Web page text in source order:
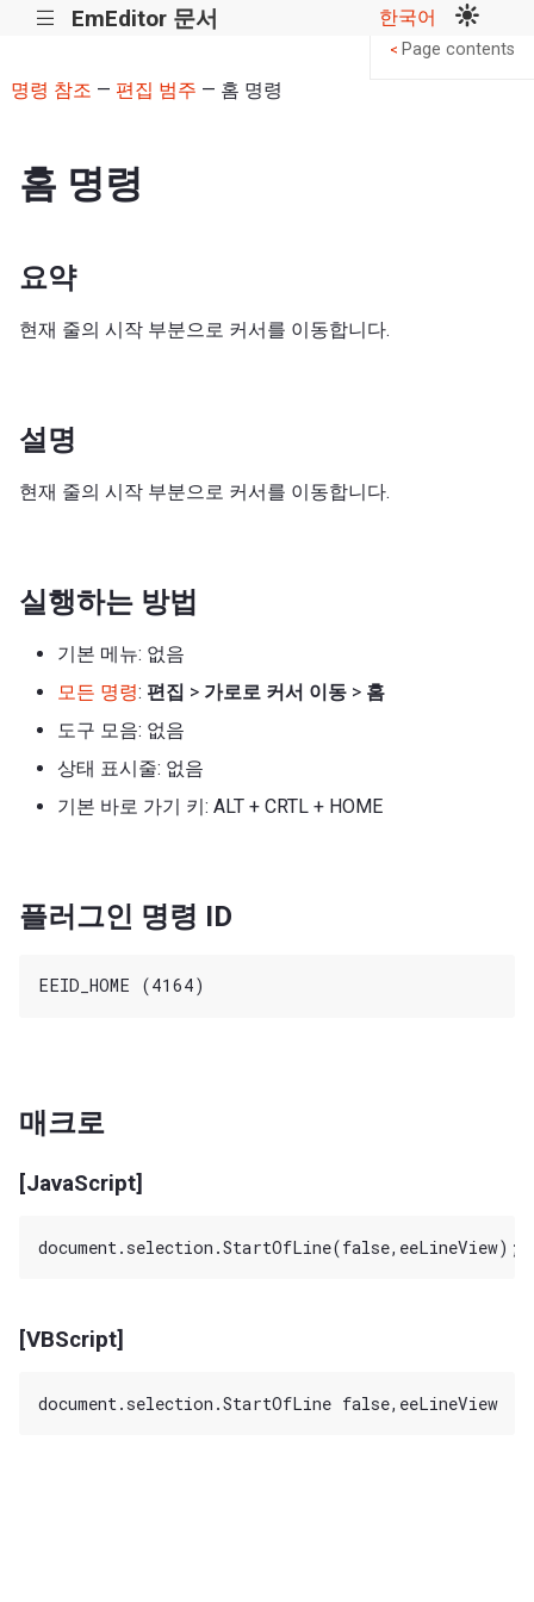
||| EmEditor 문서 한국어
명령 참조 — 편집 범주 — 홈 명령
홈 명령
요약
현재 줄의 시작 부분으로 커서를 이동합니다.
설명
현재 줄의 시작 부분으로 커서를 이동합니다.
실행하는 방법
기본 메뉴: 없음
모든 명령: 편집 > 가로로 커서 이동 > 홈
도구 모음: 없음
상태 표시줄: 없음
기본 바로 가기 키: ALT + CRTL + HOME
플러그인 명령 ID
매크로
[JavaScript]
[VBScript]
< Page contents